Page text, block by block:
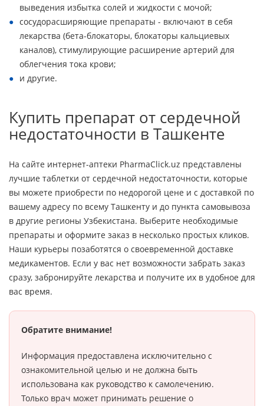
выведения избытка солей и жидкости с мочой;
сосудорасширяющие препараты - включают в себя
лекарства (бета-блокаторы, блокаторы кальциевых
каналов), стимулирующие расширение артерий для
облегчения тока крови;
и другие.
Купить препарат от сердечной
недостаточности в Ташкенте
На сайте интернет-аптеки PharmaClick.uz представлены
лучшие таблетки от сердечной недостаточности, которые
вы можете приобрести по недорогой цене и с доставкой по
вашему адресу по всему Ташкенту и до пункта самовывоза
в другие регионы Узбекистана. Выберите необходимые
препараты и оформите заказ в несколько простых кликов.
Наши курьеры позаботятся о своевременной доставке
медикаментов. Если у вас нет возможности забрать заказ
сразу, забронируйте лекарства и получите их в удобное для
вас время.
Обратите внимание!
Информация предоставлена исключительно с
ознакомительной целью и не должна быть
использована как руководство к самолечению.
Только врач может принимать решение о